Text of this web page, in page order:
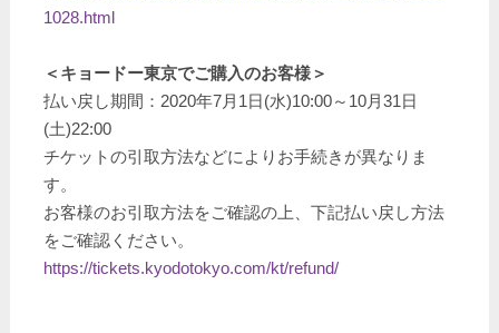
1028.html
＜キョードー東京でご購入のお客様＞
払い戻し期間：2020年7月1日(水)10:00～10月31日
(土)22:00
チケットの引取方法などによりお手続きが異なりま
す。
お客様のお引取方法をご確認の上、下記払い戻し方法
をご確認ください。
https://tickets.kyodotokyo.com/kt/refund/